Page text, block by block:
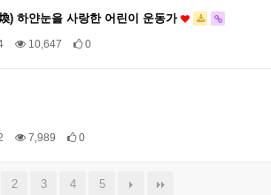
) 하얀눈을 사랑한 어린이 운동가
10,647 0
7,989 0
2 3 4 5